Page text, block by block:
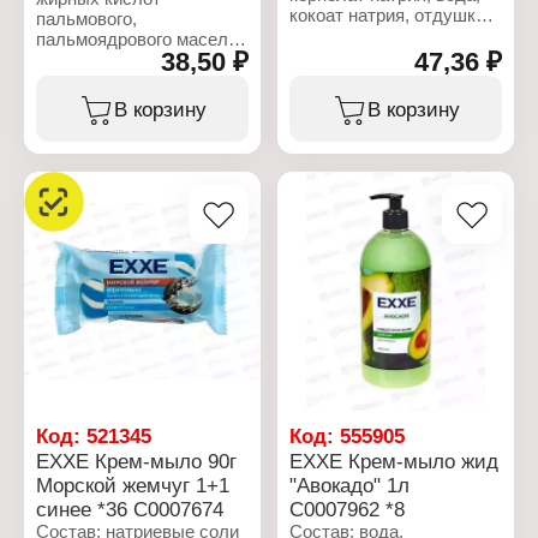
пальмового,
пальмоядрового масел,
вода, натриевые соли
кокосового масла,
отдушка, хлорид натрия,
кислота, жидкий
парафин, диоксид
титана, цетеариловый
спирт, хлорид
цетримония.
Характеристики:
Бренд: EXXE
Действие: тонизирующее
Вес: 90 г
38,50 ₽
В корзину
кокоат натрия, отдушка,
тетранатриевая соль
ЭДТА, этидроновая
кислота, вазелиновое
масло, диоксид титана.
Характеристики:
Бренд: EXXE
Тип товара: Туалетное
Вариация: крем
Название: "Лотос"
Действие: интенсивное
47,36 ₽
В корзину
Код: 521345
EXXE Крем-мыло 90г
Морской жемчуг 1+1
синее *36 С0007674
Состав: натриевые соли
Код:555905
EXXE Крем-мыло жид
"Авокадо" 1л
С0007962 *8
Состав: вода,